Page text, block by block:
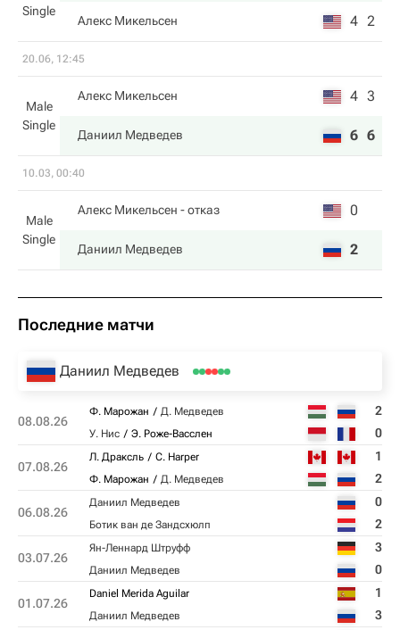
Single
Алекс Микельсен 4 2
20.06, 12:45
Male
Single
Алекс Микельсен 4 3
Даниил Медведев 6 6
10.03, 00:40
Male
Single
Алекс Микельсен - отказ 0
Даниил Медведев 2
Последние матчи
Даниил Медведев
08.08.26
Ф. Марожан Д. Медведев 2
У. Нис Э. Роже-Васслен 0
07.08.26
Л. Драксль C. Harper 1
Ф. Марожан Д. Медведев 2
06.08.26
Даниил Медведев 0
Ботик ван де Зандсхюлп 2
03.07.26
Ян-Леннард Штруфф 3
Даниил Медведев 0
01.07.26
Daniel Merida Aguilar 1
Даниил Медведев 3